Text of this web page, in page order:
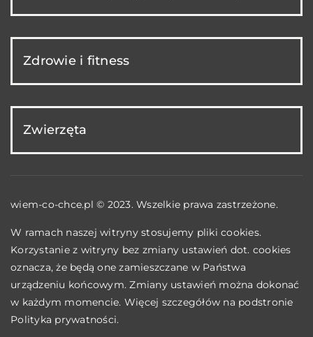
Zdrowie i fitness
Zwierzęta
wiem-co-chce.pl © 2023. Wszelkie prawa zastrzeżone.
W ramach naszej witryny stosujemy pliki cookies.
Korzystanie z witryny bez zmiany ustawień dot. cookies
oznacza, że będą one zamieszczane w Państwa
urządzeniu końcowym. Zmiany ustawień można dokonać
w każdym momencie. Więcej szczegółów na podstronie
Polityka prywatności.